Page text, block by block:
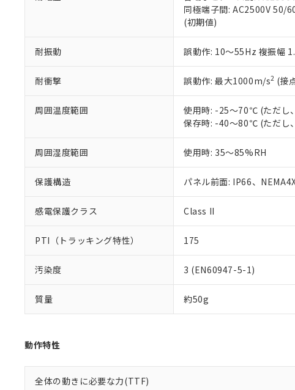
同極端子間: AC2500V 50/
(初期値)
耐振動 誤動作: 10～55Hz 複振幅
耐衝撃 誤動作: 最大1000m/s2 (接
周囲温度範囲
使用時: -25～70℃ (ただし
保存時: -40～80℃ (ただし
周囲湿度範囲 使用時: 35～85%RH
保護構造 パネル前面: IP66、
感電保護クラス Class II
PTI（トラッキング特性） 175
汚染度 3 (EN60947-5-1)
質量 約50g
動作特性
全体の動きに必要な力(TTF)
ている必要があり
が、当社の製品・
さい。
※当社の共同利用
いる法人を指しま
※3 非含有証明書ダ
下記の非含有証明書を
EU RoHS指令（10物質
51物質の非含有証明書
また、RoHS指令のフ
混在することから備考
既に当社にて対応品へ
り割愛しております。
味します。
「－」：未確認です。
空
白
受注生産機